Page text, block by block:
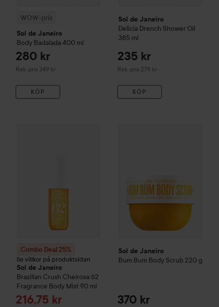
WOW-pris
Sol de Janeiro
Body Badalada 400 ml
280 kr
Rek. pris 349 kr
Rekommenderat pris 349 kr
KÖP
Sol de Janeiro
Delicia Drench Shower Oil
385 ml
235 kr
Rek. pris 279 kr
Rekommenderat pris 279 kr
KÖP
Combo Deal 25%
Se villkor på produktsidan
Sol de Janeiro
Brazilian Crush Cheirosa 62
Fragrance Body Mist 90 ml
Reapris
216,75 kr
Sol de Janeiro
Bum Bum Body Scrub 220 g
370 kr